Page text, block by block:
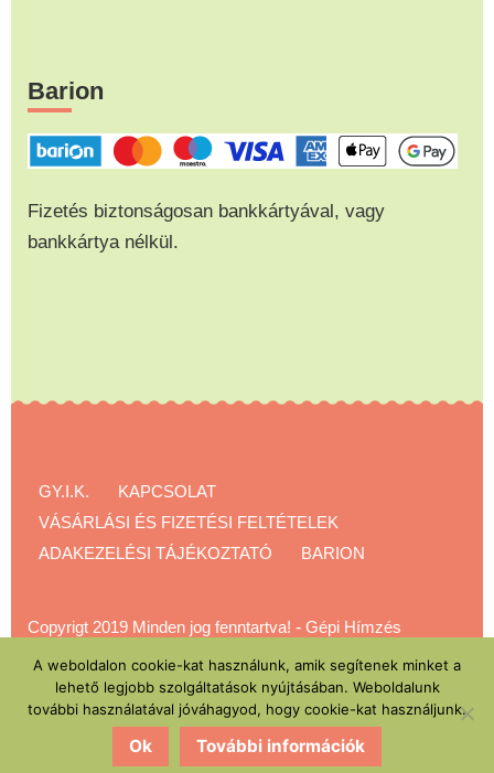
Barion
Fizetés biztonságosan bankkártyával, vagy
bankkártya nélkül.
GY.I.K.
KAPCSOLAT
VÁSÁRLÁSI ÉS FIZETÉSI FELTÉTELEK
ADAKEZELÉSI TÁJÉKOZTATÓ
BARION
Copyrigt 2019 Minden jog fenntartva! - Gépi Hímzés
A weboldalon cookie-kat használunk, amik segítenek minket a
lehető legjobb szolgáltatások nyújtásában. Weboldalunk
további használatával jóváhagyod, hogy cookie-kat használjunk.
Ok További információk